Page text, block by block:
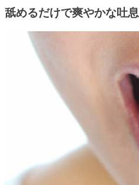
舐めるだけで爽やかな吐息